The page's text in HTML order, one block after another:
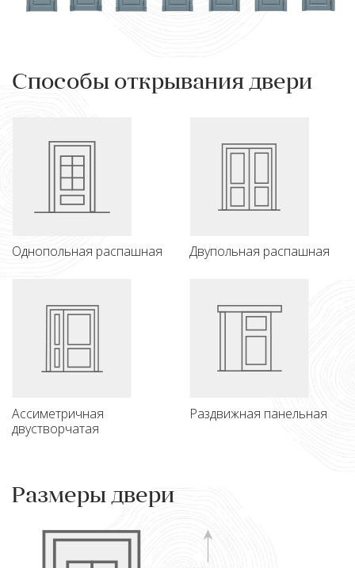
Способы открывания двери
Однопольная распашная Двупольная распашная
Ассиметричная
двустворчатая
Раздвижная панельная
Размеры двери